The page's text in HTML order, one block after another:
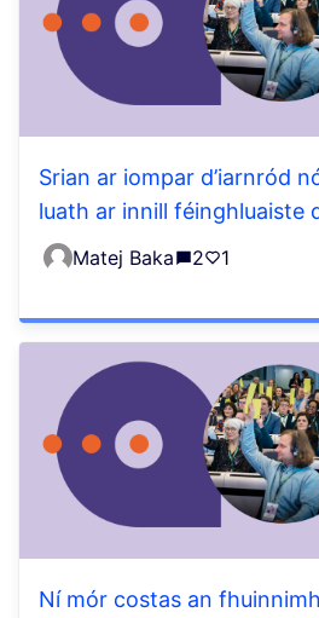
Srian ar iompar d’iarnród
luath ar innill féinghluaiste
Matej Baka 2 1
Ní mór costas an